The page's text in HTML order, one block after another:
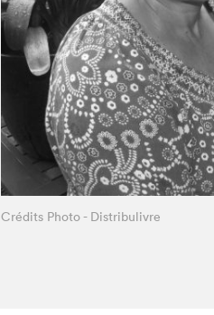
Le Salon dans la ville, espace
organisateur⋅rice
> SLM Pro
Crédits Photo - Distribulivre